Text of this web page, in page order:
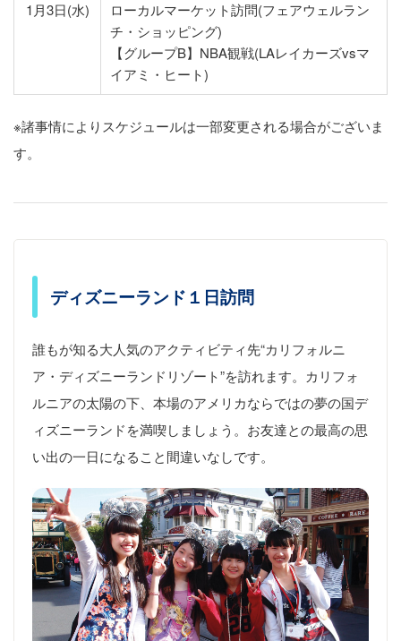
1月3日(水)
ローカルマーケット訪問(フェアウェルラン
チ・ショッピング)
【グループB】NBA観戦(LAレイカーズvsマ
イアミ・ヒート)
※諸事情によりスケジュールは一部変更される場合がございま
す。
ディズニーランド１日訪問
誰もが知る大人気のアクティビティ先“カリフォルニ
ア・ディズニーランドリゾート”を訪れます。カリフォ
ルニアの太陽の下、本場のアメリカならではの夢の国デ
ィズニーランドを満喫しましょう。お友達との最高の思
い出の一日になること間違いなしです。